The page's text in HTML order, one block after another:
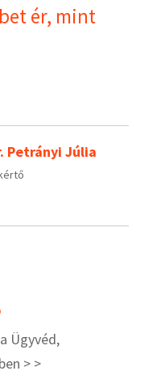
ér, mint
Petrányi Júlia
Ügyvéd,
> >